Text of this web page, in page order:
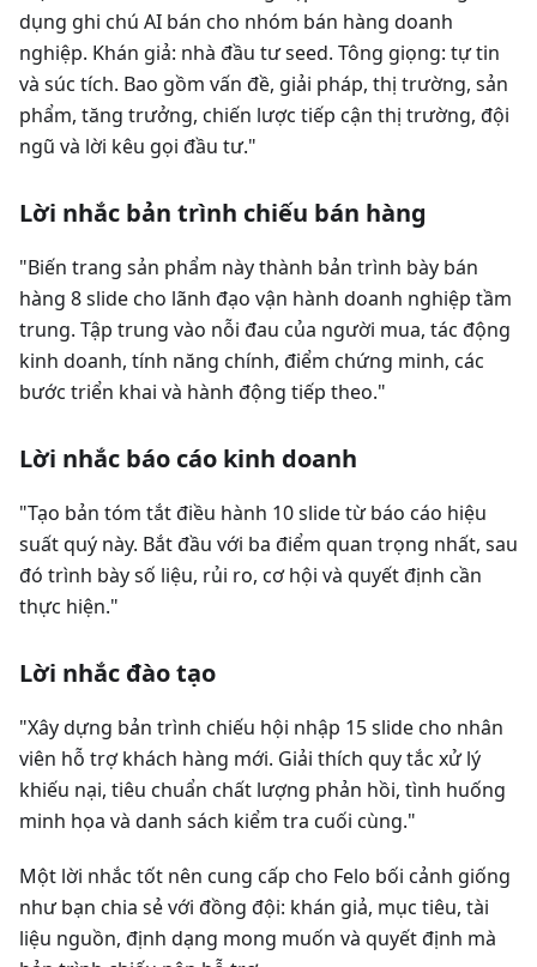
dụng ghi chú AI bán cho nhóm bán hàng doanh
nghiệp. Khán giả: nhà đầu tư seed. Tông giọng: tự tin
và súc tích. Bao gồm vấn đề, giải pháp, thị trường, sản
phẩm, tăng trưởng, chiến lược tiếp cận thị trường, đội
ngũ và lời kêu gọi đầu tư."
Lời nhắc bản trình chiếu bán hàng
"Biến trang sản phẩm này thành bản trình bày bán
hàng 8 slide cho lãnh đạo vận hành doanh nghiệp tầm
trung. Tập trung vào nỗi đau của người mua, tác động
kinh doanh, tính năng chính, điểm chứng minh, các
bước triển khai và hành động tiếp theo."
Lời nhắc báo cáo kinh doanh
"Tạo bản tóm tắt điều hành 10 slide từ báo cáo hiệu
suất quý này. Bắt đầu với ba điểm quan trọng nhất, sau
đó trình bày số liệu, rủi ro, cơ hội và quyết định cần
thực hiện."
Lời nhắc đào tạo
"Xây dựng bản trình chiếu hội nhập 15 slide cho nhân
viên hỗ trợ khách hàng mới. Giải thích quy tắc xử lý
khiếu nại, tiêu chuẩn chất lượng phản hồi, tình huống
minh họa và danh sách kiểm tra cuối cùng."
Một lời nhắc tốt nên cung cấp cho Felo bối cảnh giống
như bạn chia sẻ với đồng đội: khán giả, mục tiêu, tài
liệu nguồn, định dạng mong muốn và quyết định mà